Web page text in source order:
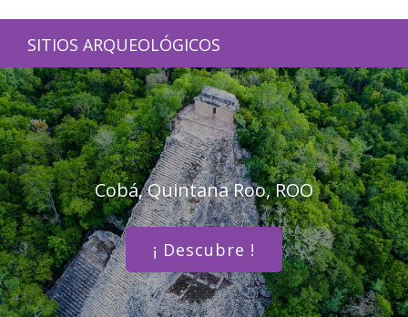
SITIOS ARQUEOLÓGICOS
Cobá, Quintana Roo, ROO
¡ Descubre !